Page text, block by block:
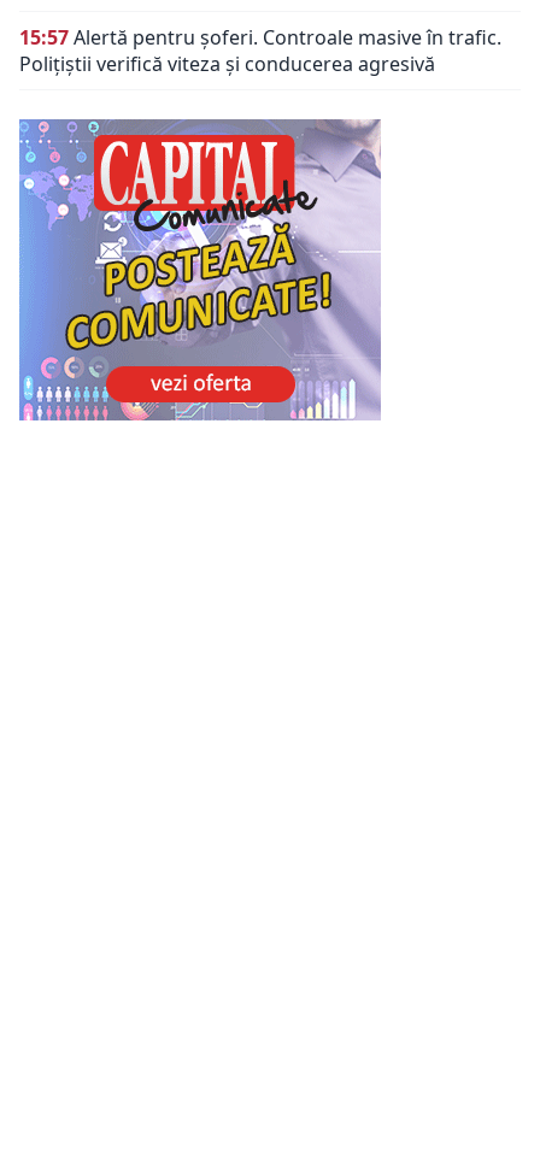
15:57Alertă pentru șoferi. Controale masive în trafic.
Polițiștii verifică viteza și conducerea agresivă